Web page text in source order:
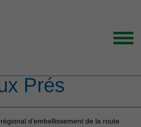
enseigne
Prés
d’embellissement de la route